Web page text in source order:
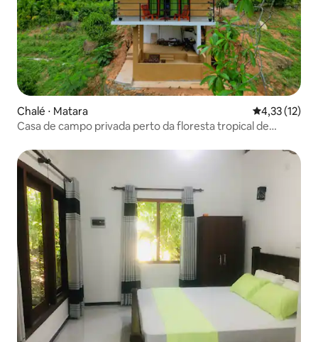
Chalé ⋅ Matara 4,33 de uma
4,33 (12)
Casa de campo privada perto da floresta tropical de